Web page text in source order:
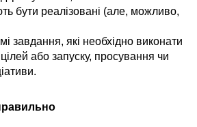
бути реалізовані (але, можливо,
завдання, які необхідно виконати
або запуску, просування чи